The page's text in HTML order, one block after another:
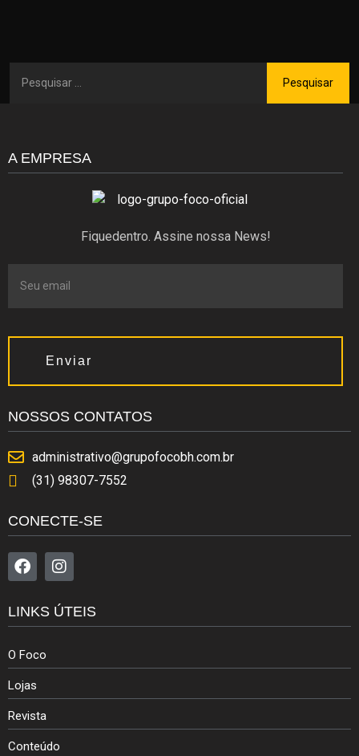
A EMPRESA
Fiquedentro. Assine nossa News!
Enviar
NOSSOS CONTATOS
administrativo@grupofocobh.com.br
(31) 98307-7552
CONECTE-SE
LINKS ÚTEIS
O Foco
Lojas
Revista
Conteúdo